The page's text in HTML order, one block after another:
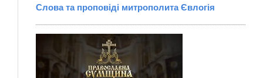
Слова та проповіді митрополита Євлогія